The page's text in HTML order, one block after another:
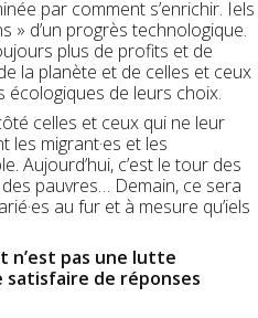
par comment s’enrichir. Iels
» d’un progrès technologique.
plus de profits et de
la planète et de celles et ceux
de leurs choix.
celles et ceux qui ne leur
les migrant·es et les
Aujourd’hui, c’est le tour des
pauvres… Demain, ce sera
au fur et à mesure qu’iels
n’est pas une lutte
de réponses